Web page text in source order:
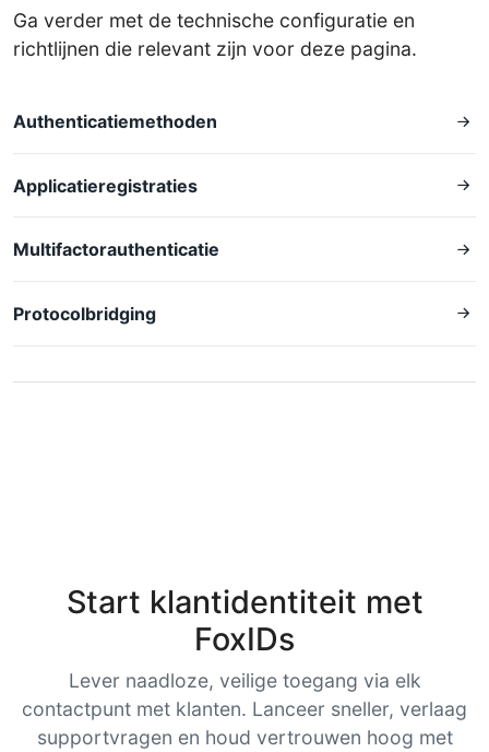
Ga verder met de technische configuratie en
richtlijnen die relevant zijn voor deze pagina.
Authenticatiemethoden
Applicatieregistraties
Multifactorauthenticatie
Protocolbridging
Start klantidentiteit met
FoxIDs
Lever naadloze, veilige toegang via elk
contactpunt met klanten. Lanceer sneller, verlaag
supportvragen en houd vertrouwen hoog met